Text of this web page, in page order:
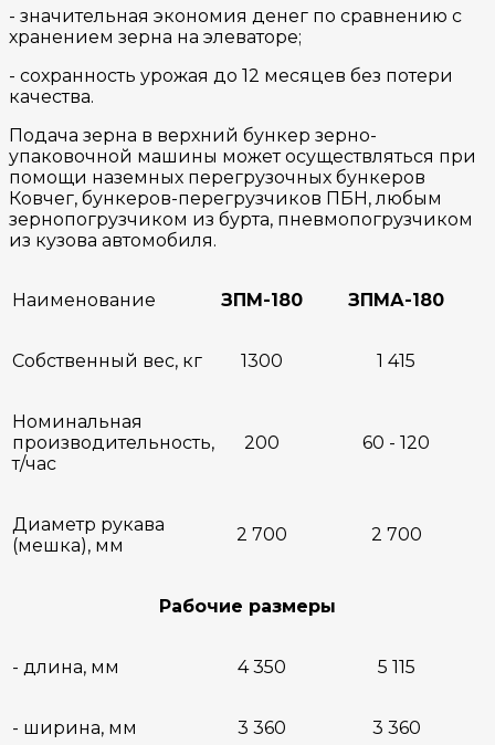
- значительная экономия денег по сравнению с
хранением зерна на элеваторе;
- сохранность урожая до 12 месяцев без потери
качества.
Подача зерна в верхний бункер зерно-
упаковочной машины может осуществляться при
помощи наземных перегрузочных бункеров
Ковчег, бункеров-перегрузчиков ПБН, любым
зернопогрузчиком из бурта, пневмопогрузчиком
из кузова автомобиля.
Наименование ЗПМ-180 ЗПМА-180
Собственный вес, кг 1300 1 415
Номинальная
производительность,
т/час
200 60 - 120
Диаметр рукава
(мешка), мм
2 700 2 700
Рабочие размеры
- длина, мм 4 350 5 115
- ширина, мм 3 360 3 360